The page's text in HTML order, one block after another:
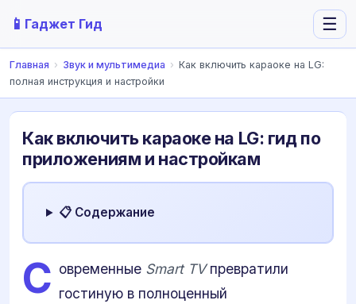
📱 Гаджет Гид ☰
Главная › Звук и мультимедиа › Как включить караоке на LG:
полная инструкция и настройки
Как включить караоке на LG: гид по
приложениям и настройкам
📋 Содержание
С овременные Smart TVпревратили
гостиную в полноценный